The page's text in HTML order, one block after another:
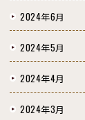
2024年6月
2024年5月
2024年4月
2024年3月